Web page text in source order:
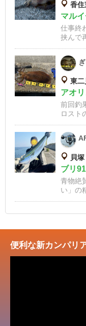
香住
マル
仕事終
挟んで
東二
アオ
前回釣
ロスト
貝塚
ブリ
青物絶
い」の
便利な新カンパリ